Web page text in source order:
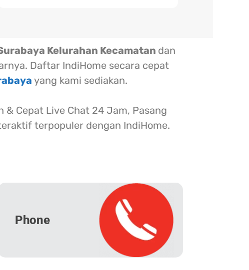
Kelurahan Kecamatan dan
Daftar IndiHome secara cepat
yang kami sediakan.
& Cepat Live Chat 24 Jam, Pasang
terpopuler dengan IndiHome.
Phone